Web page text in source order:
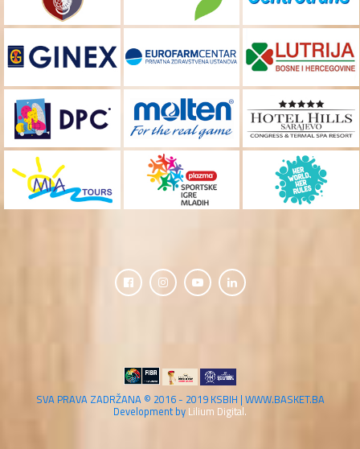
SVA PRAVA ZADRŽANA © 2016 - 2019 KSBIH | WWW.BASKET.BA
Development by Lilium Digital.